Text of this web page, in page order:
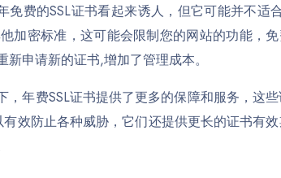
免费的SSL证书看起来诱人，但它可能并不
加密标准，这可能会限制您的网站的功能，
新申请新的证书,增加了管理成本。
，年费SSL证书提供了更多的保障和服务，这
效防止各种威胁，它们还提供更长的证书有